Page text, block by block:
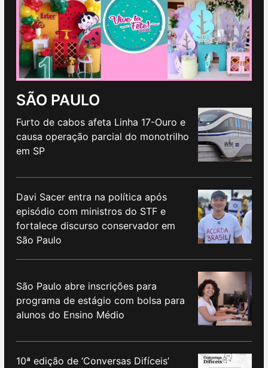
SÃO PAULO
Furto de cabos afeta Linha 17-Ouro e
causa operação parcial do monotrilho
em SP
Davi Sacer entra na política após
episódio com ministros do STF e
fortalece discurso conservador em
São Paulo
São Paulo abre inscrições para
programa de estágio com bolsa para
alunos do Ensino Médio
10ª edição de ‘Conversas Difíceis’